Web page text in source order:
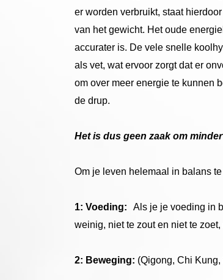
er worden verbruikt, staat
van het gewicht. Het oude
accurater is. De vele snelle
als vet, wat ervoor zorgt dat er
om over meer energie te kunnen
de drup.
Het is dus geen zaak om
Om je leven helemaal in balans
1: Voeding:
Als je je voeding in
weinig, niet te zout en niet te
2: Beweging: (Qigong, Chi